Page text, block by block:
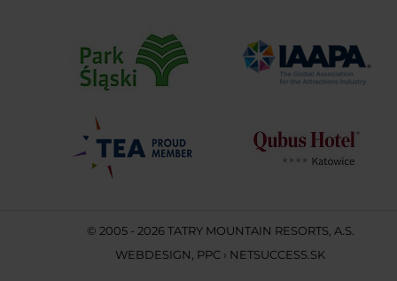
© 2005 - 2026 TATRY MOUNTAIN RESORTS, A.S.
WEBDESIGN PPC › NETSUCCESS.SK